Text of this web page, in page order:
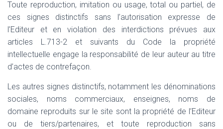
Toute reproduction, imitation ou usage, total ou partiel, de
ces signes distinctifs sans l’autorisation expresse de
l’Editeur et en violation des interdictions prévues aux
articles L.713-2 et suivants du Code la propriété
intellectuelle engage la responsabilité de leur auteur au titre
d’actes de contrefaçon.
Les autres signes distinctifs, notamment les dénominations
sociales, noms commerciaux, enseignes, noms de
domaine reproduits sur le site sont la propriété de l’Editeur
ou de tiers/partenaires, et toute reproduction sans